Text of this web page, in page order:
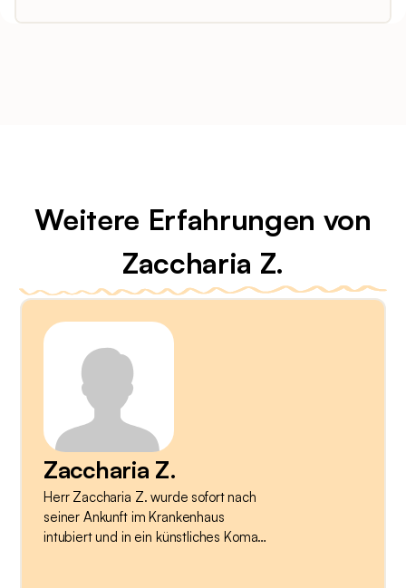
Weitere Erfahrungen von
Zaccharia Z.
Zaccharia Z.
Herr Zaccharia Z. wurde sofort nach
seiner Ankunft im Krankenhaus
intubiert und in ein künstliches Koma